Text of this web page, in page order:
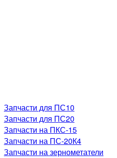
Запчасти для ПС10
Запчасти для ПС20
Запчасти на ПКС-15
Запчасти на ПС-20К4
Запчасти на зернометатели